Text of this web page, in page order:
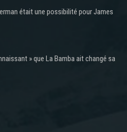
était une possibilité pour James
» que La Bamba ait changé sa